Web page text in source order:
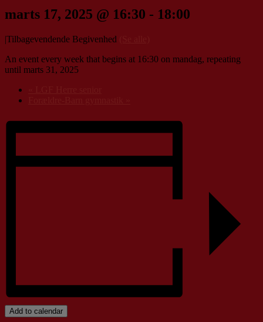
marts 17, 2025 @ 16:30 - 18:00
|Tilbagevendende Begivenhed
An event every week that begins at 16:30 on mandag, repeating
until marts 31, 2025
Add to calendar